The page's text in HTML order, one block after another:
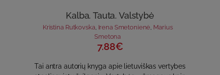
Kalba. Tauta. Valstybė
Kristina Rutkovska Irena Smetonienė Marius
Smetona
7.88€
Tai antra autorių knyga apie lietuviškas vertybes